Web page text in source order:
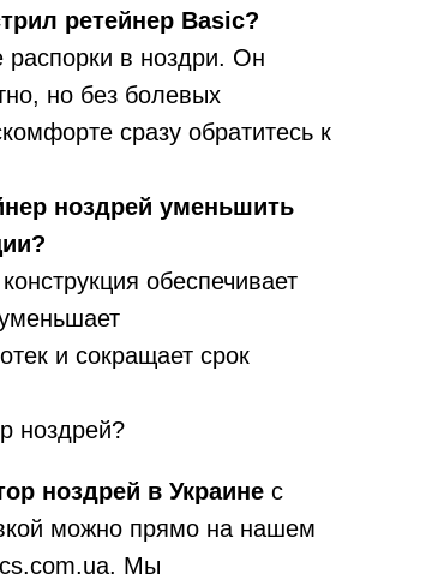
ретейнер Basic?
распорки в ноздри. Он
но без болевых
сразу обратитесь к
ноздрей уменьшить
обеспечивает
и сокращает срок
ноздрей?
ноздрей в Украине с
можно прямо на нашем
Мы